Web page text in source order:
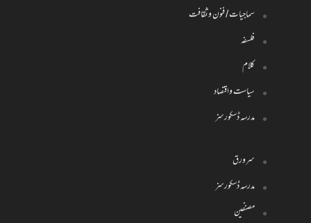
سماجیات / فنون وثقافت
فلسفہ
کلام
سیاست واقتصاد
مدرسہ ڈسکورسز
سرورق
مدرسہ ڈسکورسز
مصنفین